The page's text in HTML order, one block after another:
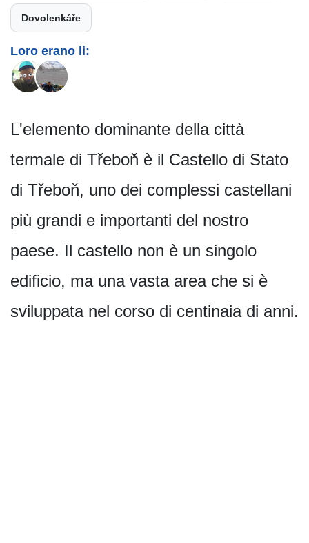
Dovolenkáře
Loro erano li:
L'elemento dominante della città
termale di Třeboň è il Castello di Stato
di Třeboň, uno dei complessi castellani
più grandi e importanti del nostro
paese. Il castello non è un singolo
edificio, ma una vasta area che si è
sviluppata nel corso di centinaia di anni.